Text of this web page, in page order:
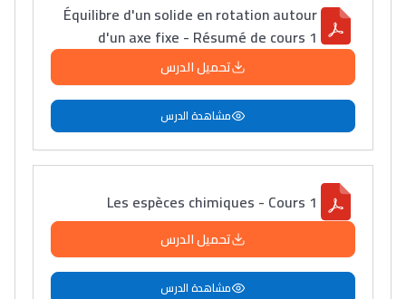
Équilibre d'un solide en rotation autour
d'un axe fixe - Résumé de cours 1
تحميل الدرس
مشاهدة الدرس
Les espèces chimiques - Cours 1
تحميل الدرس
مشاهدة الدرس